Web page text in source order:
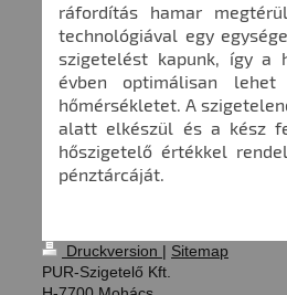
ráfordítás hamar
technológiával egy
szigetelést kapunk, így a
évben optimálisan
hőmérsékletet. A
alatt elkészül és a kész
hőszigetelő értékkel
pénztárcáját.
Druckversion | Sitemap
PUR-Szigetelő Kft.